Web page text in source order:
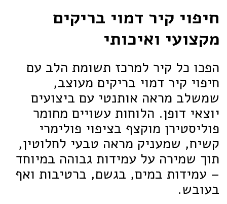
חיפוי קיר דמוי בריקים
מקצועי ואיכותי
הפכו כל קיר למרכז תשומת הלב עם
חיפוי קיר דמוי בריקים מעוצב,
שמשלב מראה אותנטי עם ביצועים
יוצאי דופן. הלוחות עשויים מחומר
פוליסטירן מוקצף בציפוי פולימרי
קשיח, שמעניק מראה טבעי לחלוטין,
תוך שמירה על עמידות גבוהה במיוחד
– עמידות במים, בגשם, ברטיבות ואף
בעובש.